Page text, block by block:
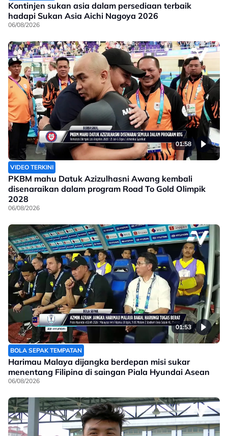
Kontinjen sukan asia dalam persediaan terbaik
hadapi Sukan Asia Aichi Nagoya 2026
06/08/2026
01:58
VIDEO TERKINI
PKBM mahu Datuk Azizulhasni Awang kembali
disenaraikan dalam program Road To Gold Olimpik
2028
06/08/2026
01:53
BOLA SEPAK TEMPATAN
Harimau Malaya dijangka berdepan misi sukar
menentang Filipina di saingan Piala Hyundai Asean
06/08/2026